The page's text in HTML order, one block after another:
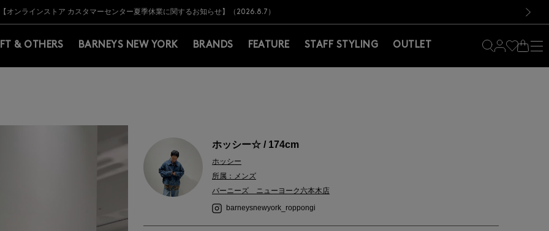
BARNEYS＞会員のお客様は11,000円（税込）以上のお買上げで常時送料無料！お買い物の際は会員登録を！
【夏季休業に伴う出荷一時停止のお知らせ】(2026.8.7)
【オンラインストア カスタマーセンター夏季休業に関するお知らせ】（2026.8.7）
【夏季休業に伴う返品・交換承り一時停止のお知らせ】（2026.8.5）
熊本県を中心とした地震の影響によるお荷物のお届けについて
【開催中】SUMMER SALEのご案内・ご注意事項
BARNEYS＞会員のお客様は11,000円（税込）以上のお買上げで常時送料無料！お買い物の際は会員登録を！
【夏季休業に伴う出荷一時停止のお知らせ】(2026.8.7)
& OTHERS BARNEYS NEW YORK BRANDS FEATURE STAFF STYLING OUTLET
ホッシー☆ / 174cm
ホッシー
所属：メンズ
バーニーズ ニューヨーク六本木店
barneysnewyork_roppongi